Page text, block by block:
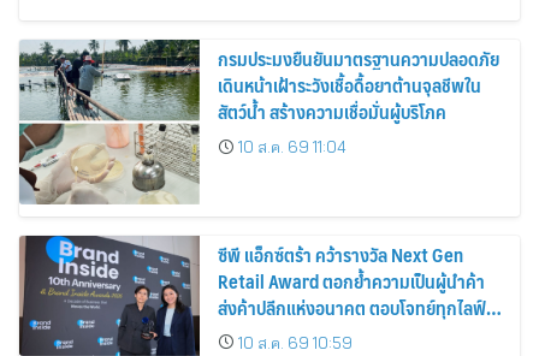
กรมประมงยืนยันมาตรฐานความปลอดภัย
เดินหน้าเฝ้าระวังเชื้อดื้อยาต้านจุลชีพใน
สัตว์น้ำ สร้างความเชื่อมั่นผู้บริโภค
10 ส.ค. 69 11:04
ซีพี แอ็กซ์ตร้า คว้ารางวัล Next Gen
Retail Award ตอกย้ำความเป็นผู้นำค้า
ส่งค้าปลีกแห่งอนาคต ตอบโจทย์ทุกไลฟ์
สไตล์ผู้บริโภค
10 ส.ค. 69 10:59